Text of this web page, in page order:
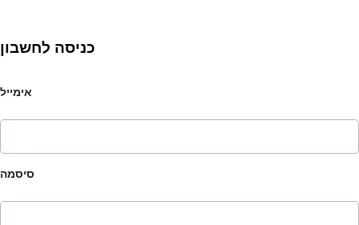
כניסה לחשבון
אימייל
סיסמה